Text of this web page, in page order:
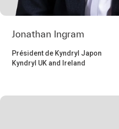
Jonathan Ingram
Président de Kyndryl Japon
Kyndryl UK and Ireland